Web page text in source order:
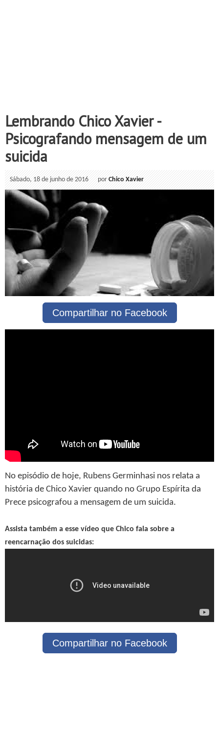
Lembrando Chico Xavier -
Psicografando mensagem de um
suicida
Sábado, 18 de junho de 2016 porChico Xavier
Compartilhar no Facebook
No episódio de hoje, Rubens Germinhasi nos relata a
história de Chico Xavier quando no Grupo Espírita da
Prece psicografou a mensagem de um suicida.
Assista também a esse vídeo que Chico fala sobre a
reencarnação dos suicidas:
Compartilhar no Facebook